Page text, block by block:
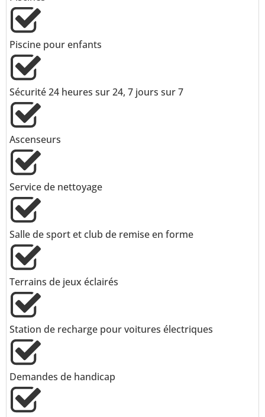
Piscine pour enfants
Sécurité 24 heures sur 24, 7 jours sur 7
Ascenseurs
Service de nettoyage
Salle de sport et club de remise en forme
Terrains de jeux éclairés
Station de recharge pour voitures électriques
Demandes de handicap